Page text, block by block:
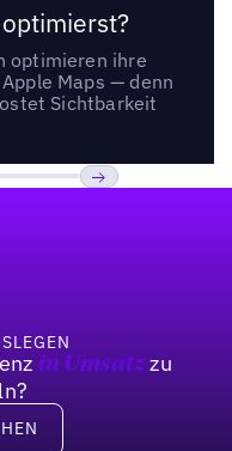
optimieren ihre
Maps — denn
Sichtbarkeit
in Umsatzzu